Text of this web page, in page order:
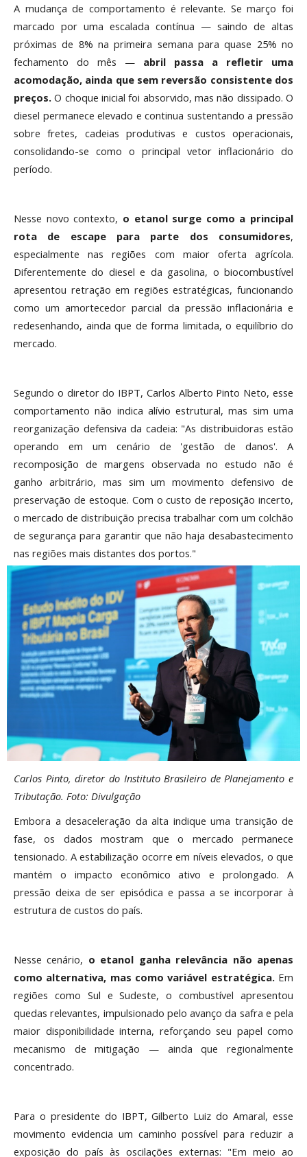
A mudança de comportamento é relevante. Se março foi
marcado por uma escalada contínua — saindo de altas
próximas de 8% na primeira semana para quase 25% no
fechamento do mês — abril passa a refletir uma
acomodação, ainda que sem reversão consistente dos
preços. O choque inicial foi absorvido, mas não dissipado. O
diesel permanece elevado e continua sustentando a pressão
sobre fretes, cadeias produtivas e custos operacionais,
consolidando-se como o principal vetor inflacionário do
período.
Nesse novo contexto, o etanol surge como a principal
rota de escape para parte dos consumidores,
especialmente nas regiões com maior oferta agrícola.
Diferentemente do diesel e da gasolina, o biocombustível
apresentou retração em regiões estratégicas, funcionando
como um amortecedor parcial da pressão inflacionária e
redesenhando, ainda que de forma limitada, o equilíbrio do
mercado.
Segundo o diretor do IBPT, Carlos Alberto Pinto Neto, esse
comportamento não indica alívio estrutural, mas sim uma
reorganização defensiva da cadeia: "As distribuidoras estão
operando em um cenário de 'gestão de danos'. A
recomposição de margens observada no estudo não é
ganho arbitrário, mas sim um movimento defensivo de
preservação de estoque. Com o custo de reposição incerto,
o mercado de distribuição precisa trabalhar com um colchão
de segurança para garantir que não haja desabastecimento
nas regiões mais distantes dos portos."
Carlos Pinto, diretor do Instituto Brasileiro de Planejamento e
Tributação. Foto: Divulgação
Embora a desaceleração da alta indique uma transição de
fase, os dados mostram que o mercado permanece
tensionado. A estabilização ocorre em níveis elevados, o que
mantém o impacto econômico ativo e prolongado. A
pressão deixa de ser episódica e passa a se incorporar à
estrutura de custos do país.
Nesse cenário, o etanol ganha relevância não apenas
como alternativa, mas como variável estratégica.Em
regiões como Sul e Sudeste, o combustível apresentou
quedas relevantes, impulsionado pelo avanço da safra e pela
maior disponibilidade interna, reforçando seu papel como
mecanismo de mitigação — ainda que regionalmente
concentrado.
Para o presidente do IBPT, Gilberto Luiz do Amaral, esse
movimento evidencia um caminho possível para reduzir a
exposição do país às oscilações externas: "Em meio ao